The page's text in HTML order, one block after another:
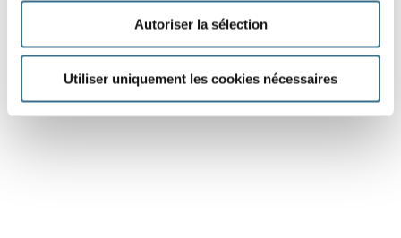
Autoriser la sélection
Utiliser uniquement les cookies nécessaires